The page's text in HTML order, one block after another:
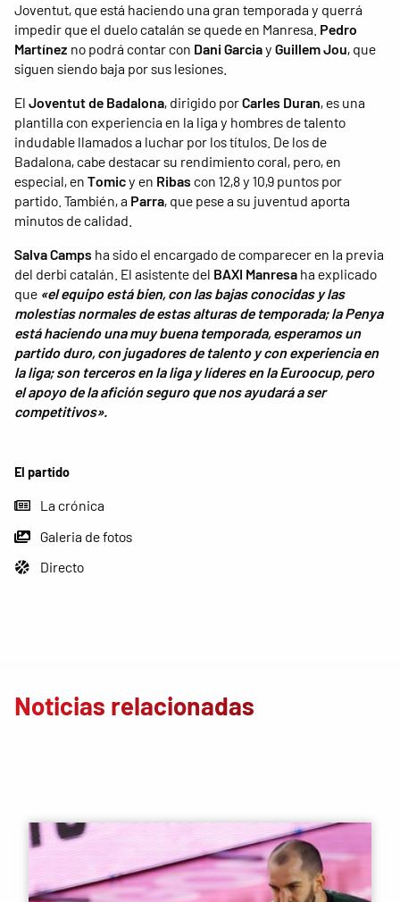
El partido
La crónica
Galeria de fotos
Directo
Joventut, que está haciendo una gran temporada y querrá
impedir que el duelo catalán se quede en Manresa. Pedro
Martínez no podrá contar con Dani Garciay Guillem Jou, que
siguen siendo baja por sus lesiones.
El Joventut de Badalona, dirigido porCarles Duran, es una
plantilla con experiencia en la liga y hombres de talento
indudable llamados a luchar por los títulos. De los de
Badalona, cabe destacar su rendimiento coral, pero, en
especial, en Tomicy en Ribas con 12,8 y 10,9 puntos por
partido. También, a Parra, que pese a su juventud aporta
minutos de calidad.
Salva Camps ha sido el encargado de comparecer en la previa
del derbi catalán. El asistente del BAXI Manresa ha explicado
que «el equipo está bien, con las bajas conocidas y las
molestias normales de estas alturas de temporada; la Penya
está haciendo una muy buena temporada, esperamos un
partido duro, con jugadores de talento y con experiencia en
la liga; son terceros en la liga y líderes en la Euroocup, pero
el apoyo de la afición seguro que nos ayudará a ser
competitivos».
Noticias relacionadas